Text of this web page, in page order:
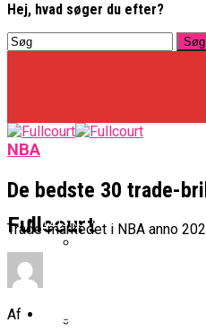
Hej, hvad søger du efter?
Fullcourt
Basketligaen
NBA
NBA
De bedste 30 trade-
Trade-markedet i NBA anno
Af